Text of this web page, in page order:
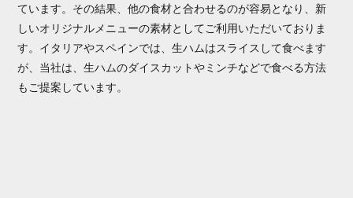
ています。その結果、他の食材と合わせるのが容易となり、新
しいオリジナルメニューの素材としてご利用いただいておりま
す。イタリアやスペインでは、生ハムはスライスして食べます
が、当社は、生ハムのダイスカットやミンチなどで食べる方法
もご提案しています。